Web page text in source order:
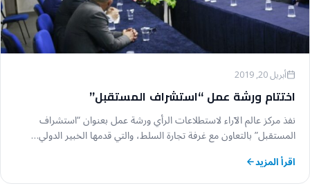
أبريل 20, 2019
اختتام ورشة عمل “استشراف المستقبل”
نفذ مركز عالم الآراء لاستطلاعات الرأي ورشة عمل بعنوان “استشراف
المستقبل” بالتعاون مع غرفة تجارة السلط، والتي قدمها الخبير الدولي…
اقرأ المزيد